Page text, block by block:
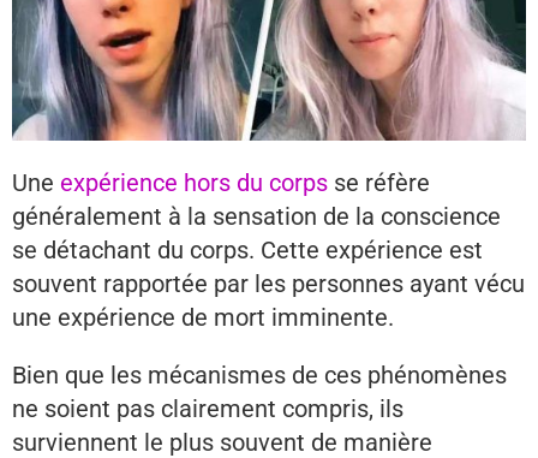
Une expérience hors du corps se réfère
généralement à la sensation de la conscience
se détachant du corps. Cette expérience est
souvent rapportée par les personnes ayant vécu
une expérience de mort imminente.
Bien que les mécanismes de ces phénomènes
ne soient pas clairement compris, ils
surviennent le plus souvent de manière